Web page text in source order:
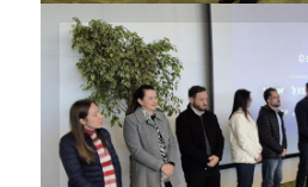
Patrocinadores
expectativa a visita
em suas